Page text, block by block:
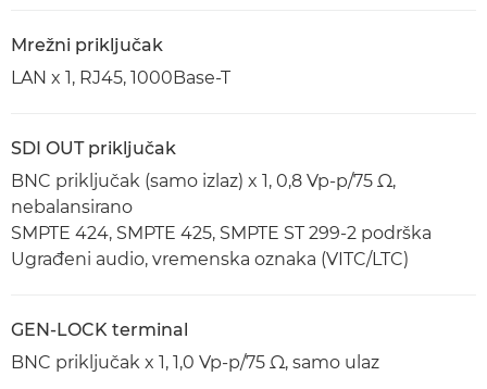
Mrežni priključak
LAN x 1, RJ45, 1000Base-T
SDI OUT priključak
BNC priključak (samo izlaz) x 1, 0,8 Vp-p/75 Ω,
nebalansirano
SMPTE 424, SMPTE 425, SMPTE ST 299-2 podrška
Ugrađeni audio, vremenska oznaka (VITC/LTC)
GEN-LOCK terminal
BNC priključak x 1, 1,0 Vp-p/75 Ω, samo ulaz